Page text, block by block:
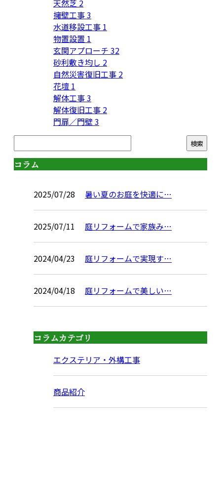
天然芝 2
擁壁工事3
水道移設工事 1
物置設置 1
玄関アプローチ 32
砂利敷き均し 2
自然災害復旧工事 2
花壇 1
解体工事3
解体復旧工事 2
門扉／門壁3
コラム
2025/07/28 暑い夏のお庭を快適に…
2025/07/11 庭リフォームで家族み…
2024/04/23 庭リフォームで実現す…
2024/04/18 庭リフォームで美しい…
コラムカテゴリ
エクステリア・外構工事
商品紹介